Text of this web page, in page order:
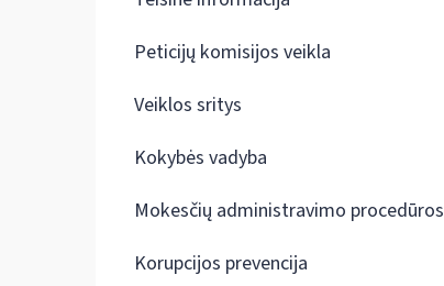
Peticijų komisijos veikla
Veiklos sritys
Kokybės vadyba
Mokesčių administravimo procedūros
Korupcijos prevencija